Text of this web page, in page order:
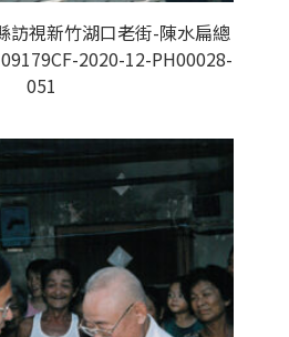
訪視新竹湖口老街-陳水扁總
2020-12-PH00028-
051